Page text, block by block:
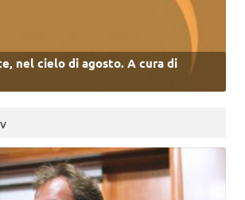
nel cielo di agosto. A cura di